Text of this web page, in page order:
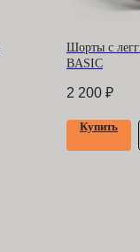
Шорты с
BASIC
2 200 ₽
Купить